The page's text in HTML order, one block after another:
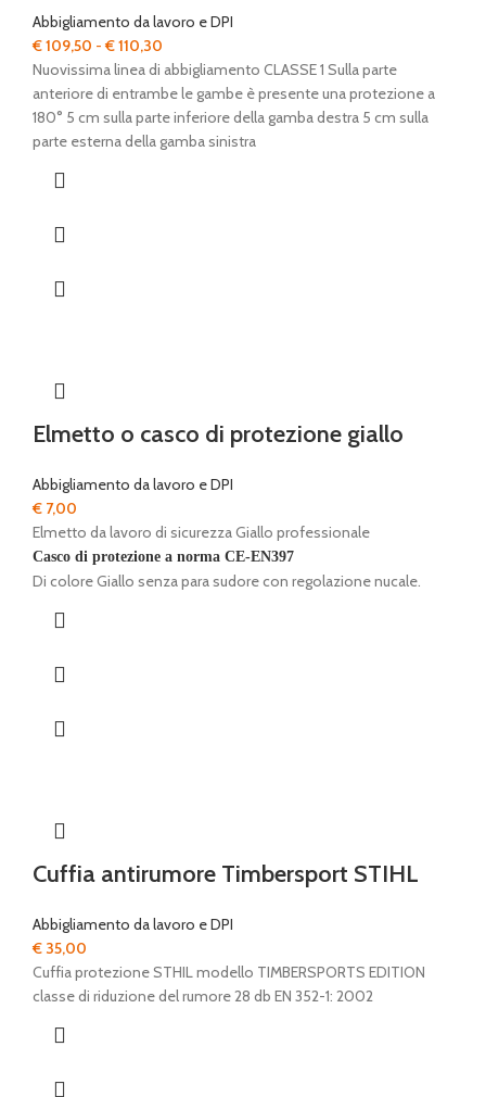
Abbigliamento da lavoro e DPI
€109,50 - €110,30
di
prezzo:
da
€ 109,50
Nuovissima linea di abbigliamento CLASSE 1 Sulla parte
anteriore di entrambe le gambe è presente una protezione a
180° 5 cm sulla parte inferiore della gamba destra 5 cm sulla
parte esterna della gamba sinistra
Elmetto o casco di protezione giallo
Abbigliamento da lavoro e DPI
€ 7,00
Elmetto da lavoro di sicurezza Giallo professionale
Casco di protezione a norma CE-EN397
Di colore Giallo senza para sudore con regolazione nucale.
Cuffia antirumore Timbersport STIHL
Abbigliamento da lavoro e DPI
€ 35,00
Cuffia protezione STHIL modello TIMBERSPORTS EDITION
classe di riduzione del rumore 28 db EN 352-1: 2002